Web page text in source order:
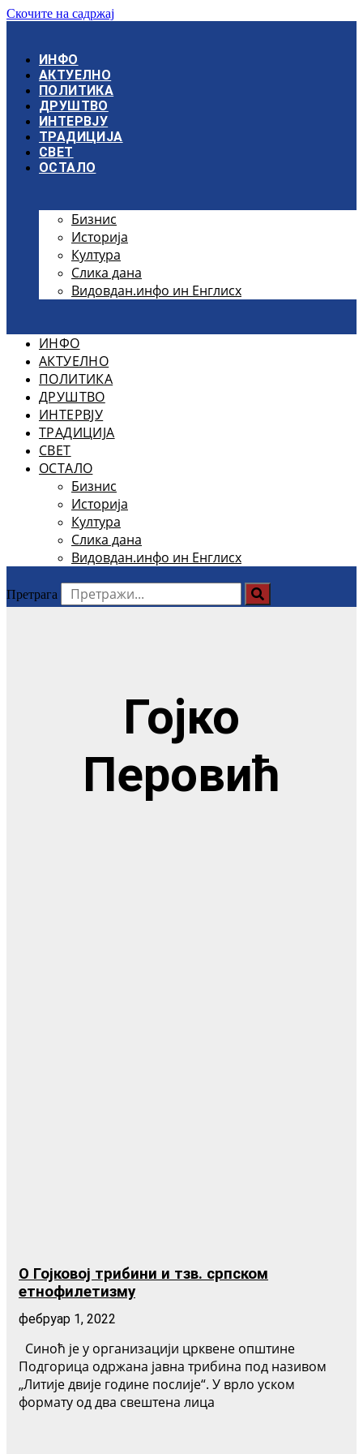
Скочите на садржај
ИНФО
АКТУЕЛНО
ПОЛИТИКА
ДРУШТВО
ИНТЕРВЈУ
ТРАДИЦИЈА
СВЕТ
ОСТАЛО
Бизнис
Историја
Култура
Слика дана
Видовдан.инфо ин Енглисх
ИНФО
АКТУЕЛНО
ПОЛИТИКА
ДРУШТВО
ИНТЕРВЈУ
ТРАДИЦИЈА
СВЕТ
ОСТАЛО
Бизнис
Историја
Култура
Слика дана
Видовдан.инфо ин Енглисх
Претрага
Гојко
Перовић
О Гојковој трибини и тзв. српском
етнофилетизму
фебруар 1, 2022
Синоћ је у организацији црквене општине
Подгорица одржана јавна трибина под називом
„Литије двије године послије“. У врло уском
формату од два свештена лица